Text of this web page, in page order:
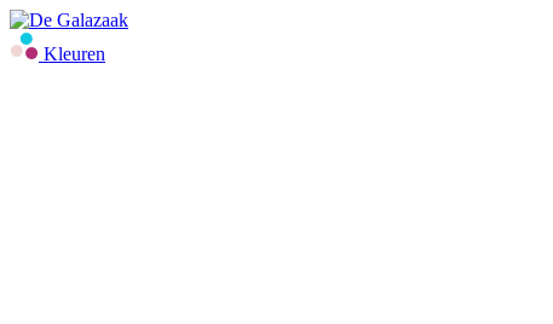
Kleuren